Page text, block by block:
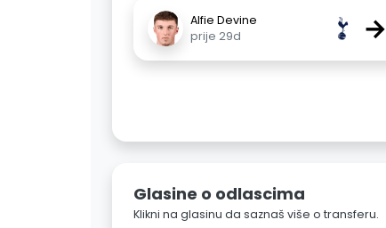
Alfie Devine
prije 29d
→
Glasine o odlascima
Klikni na glasinu da saznaš više o transferu.